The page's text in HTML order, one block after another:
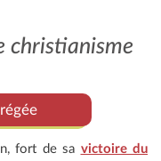
christianisme
fort de sa victoire du